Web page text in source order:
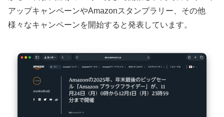
アップキャンペーンやAmazonスタンプラリー、その他
様々なキャンペーンを開始すると発表しています。